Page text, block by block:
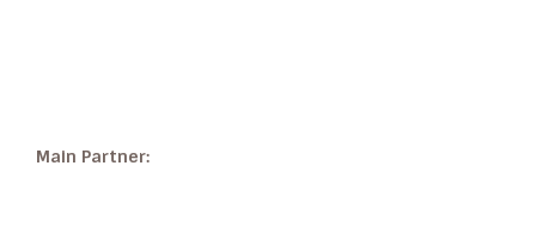
Main Partner: